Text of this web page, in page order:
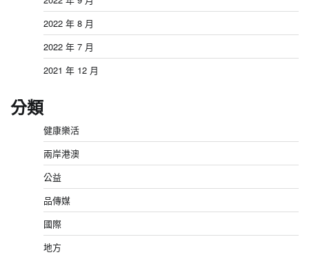
2022 年 8 月
2022 年 7 月
2021 年 12 月
分類
健康樂活
兩岸港澳
公益
品傳媒
國際
地方